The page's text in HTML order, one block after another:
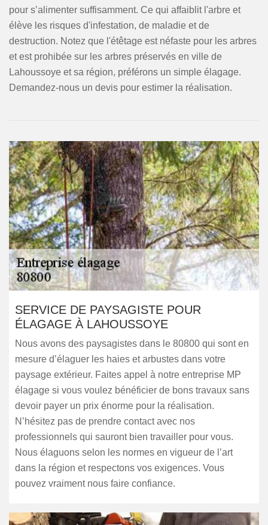
pour s’alimenter suffisamment. Ce qui affaiblit l'arbre et
élève les risques d'infestation, de maladie et de
destruction. Notez que l'étêtage est néfaste pour les arbres
et est prohibée sur les arbres préservés en ville de
Lahoussoye et sa région, préférons un simple élagage.
Demandez-nous un devis pour estimer la réalisation.
SERVICE DE PAYSAGISTE POUR
ÉLAGAGE À LAHOUSSOYE
Nous avons des paysagistes dans le 80800 qui sont en
mesure d’élaguer les haies et arbustes dans votre
paysage extérieur. Faites appel à notre entreprise MP
élagage si vous voulez bénéficier de bons travaux sans
devoir payer un prix énorme pour la réalisation.
N’hésitez pas de prendre contact avec nos
professionnels qui sauront bien travailler pour vous.
Nous élaguons selon les normes en vigueur de l’art
dans la région et respectons vos exigences. Vous
pouvez vraiment nous faire confiance.